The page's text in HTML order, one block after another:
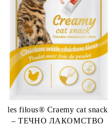
les filous® Craemy cat snack
– ТЕЧНО ЛАКОМСТВО